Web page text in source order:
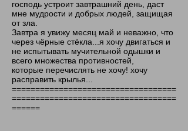
господь устроит завтрашний день, даст
мне мудрости и добрых людей, защищая
от зла.
Завтра я увижу месяц май и неважно, что
через чёрные стёкла...я хочу двигаться и
не испытывать мучительной одышки и
всего множества противностей,
которые перечислять не хочу! хочу
расправить крылья...
===================================
===================================
======